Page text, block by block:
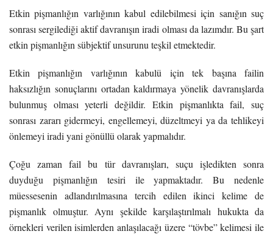
Etkin pişmanlığın varlığının kabul edilebilmesi için sanığın suç
sonrası sergilediği aktif davranışın iradi olması da lazımdır. Bu şart
etkin pişmanlığın sübjektif unsurunu teşkil etmektedir.
Etkin pişmanlığın varlığının kabulü için tek başına failin
haksızlığın sonuçlarını ortadan kaldırmaya yönelik davranışlarda
bulunmuş olması yeterli değildir. Etkin pişmanlıkta fail, suç
sonrası zararı gidermeyi, engellemeyi, düzeltmeyi ya da tehlikeyi
önlemeyi iradi yani gönüllü olarak yapmalıdır.
Çoğu zaman fail bu tür davranışları, suçu işledikten sonra
duyduğu pişmanlığın tesiri ile yapmaktadır. Bu nedenle
müessesenin adlandırılmasına tercih edilen ikinci kelime de
pişmanlık olmuştur. Aynı şekilde karşılaştırılmalı hukukta da
örnekleri verilen isimlerden anlaşılacağı üzere “tövbe” kelimesi ile